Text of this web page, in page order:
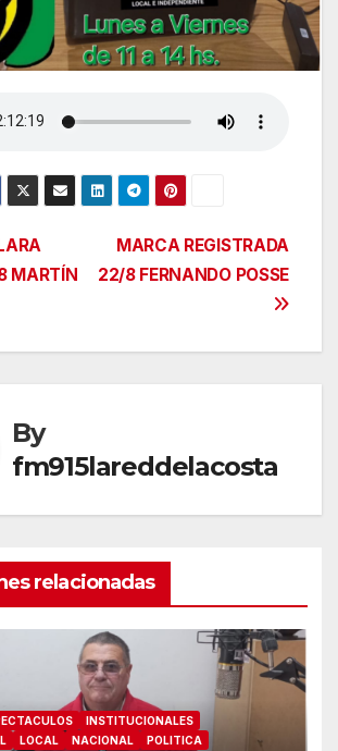
MARCA REGISTRADA
22/8 FERNANDO POSSE
MARTÍN
By
fm915lareddelacosta
relacionadas
INSTITUCIONALES
LOCAL NACIONAL POLITICA